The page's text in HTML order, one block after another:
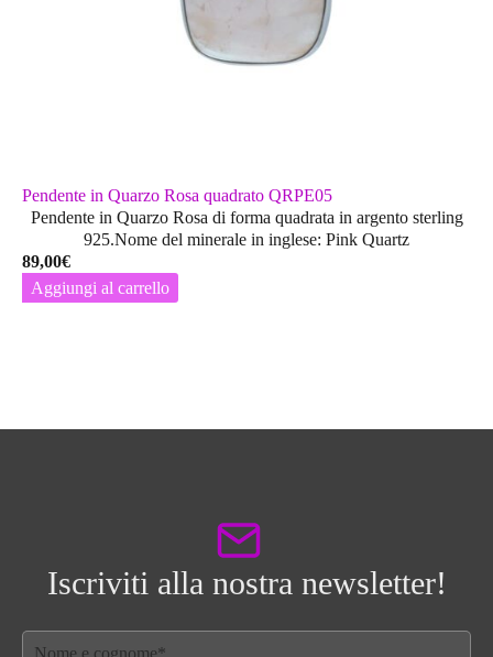
Pendente in Quarzo Rosa quadrato QRPE05
Pendente in Quarzo Rosa di forma quadrata in argento sterling
925.Nome del minerale in inglese: Pink Quartz
89,00€
Aggiungi al carrello
Iscriviti alla nostra newsletter!